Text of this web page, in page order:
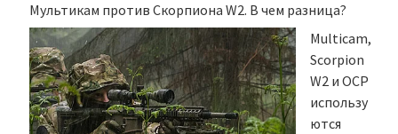
Мультикам против Скорпиона W2. В чем разница?
Multicam,
Scorpion
W2 и OCP
использу
ются